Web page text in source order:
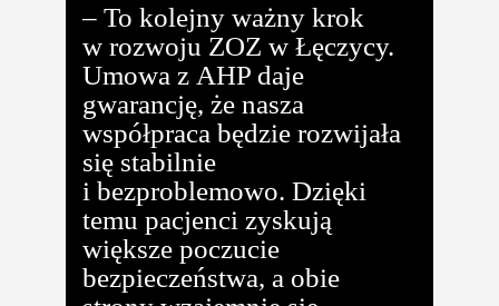
– To kolejny ważny krok
w rozwoju ZOZ w Łęczycy.
Umowa z AHP daje
gwarancję, że nasza
współpraca będzie rozwijała
się stabilnie
i bezproblemowo. Dzięki
temu pacjenci zyskują
większe poczucie
bezpieczeństwa, a obie